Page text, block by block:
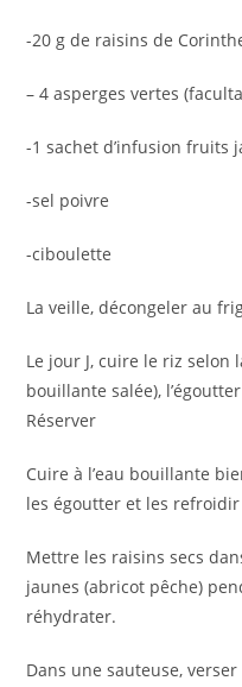
-20 g de raisins de
– 4 asperges vertes
-1 sachet d’infusion fruits
-sel poivre
-ciboulette
La veille, décongeler au
Le jour J, cuire le riz selon
bouillante salée),
Réserver
Cuire à l’eau bouillante
les égoutter et les
Mettre les raisins secs
jaunes (abricot pêche)
réhydrater.
Dans une sauteuse,